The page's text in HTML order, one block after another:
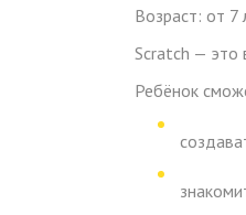
Возраст: от 7
Scratch — это
Ребёнок